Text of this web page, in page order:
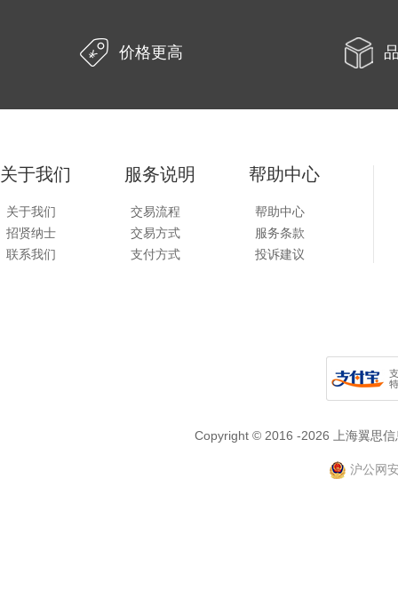
价格更高
关于我们
关于我们
招贤纳士
联系我们
服务说明
交易流程
交易方式
支付方式
帮助中心
帮助中心
服务条款
投诉建议
Copyright © 2016 -2026 上海翼思
沪公网